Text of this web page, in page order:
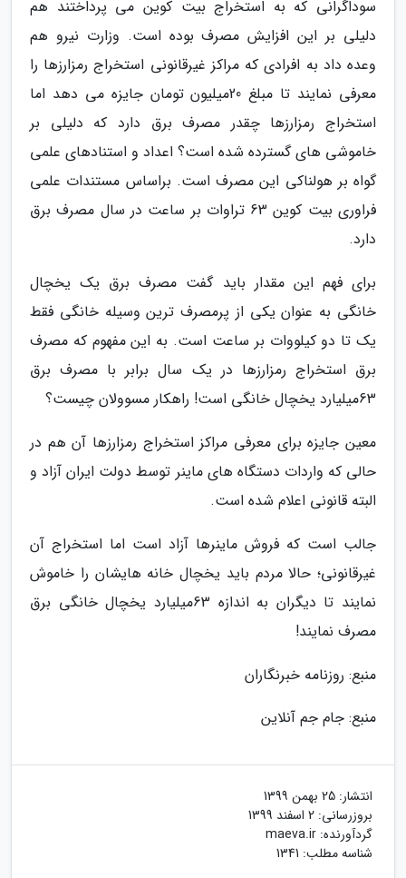
سوداگرانی که به استخراج بیت کوین می پرداختند هم
دلیلی بر این افزایش مصرف بوده است. وزارت نیرو هم
وعده داد به افرادی که مراکز غیرقانونی استخراج رمزارزها را
معرفی نمایند تا مبلغ 20میلیون تومان جایزه می دهد اما
استخراج رمزارزها چقدر مصرف برق دارد که دلیلی بر
خاموشی های گسترده شده است؟ اعداد و استنادهای علمی
گواه بر هولناکی این مصرف است. براساس مستندات علمی
فراوری بیت کوین 63 تراوات بر ساعت در سال مصرف برق
دارد.
برای فهم این مقدار باید گفت مصرف برق یک یخچال
خانگی به عنوان یکی از پرمصرف ترین وسیله خانگی فقط
یک تا دو کیلووات بر ساعت است. به این مفهوم که مصرف
برق استخراج رمزارزها در یک سال برابر با مصرف برق
63میلیارد یخچال خانگی است! راهکار مسوولان چیست؟
معین جایزه برای معرفی مراکز استخراج رمزارزها آن هم در
حالی که واردات دستگاه های ماینر توسط دولت ایران آزاد و
البته قانونی اعلام شده است.
جالب است که فروش ماینرها آزاد است اما استخراج آن
غیرقانونی؛ حالا مردم باید یخچال خانه هایشان را خاموش
نمایند تا دیگران به اندازه 63میلیارد یخچال خانگی برق
مصرف نمایند!
منبع: روزنامه خبرنگاران
منبع: جام جم آنلاین
انتشار: 25 بهمن 1399
بروزرسانی: 2 اسفند 1399
گردآورنده: maeva.ir
شناسه مطلب: 1341